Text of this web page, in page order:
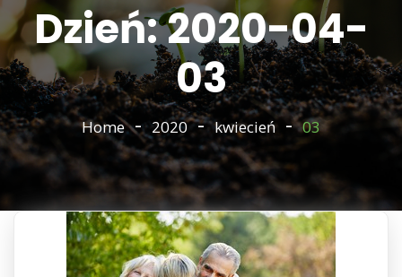
Dzień: 2020-04-
03
Home 2020 kwiecień 03